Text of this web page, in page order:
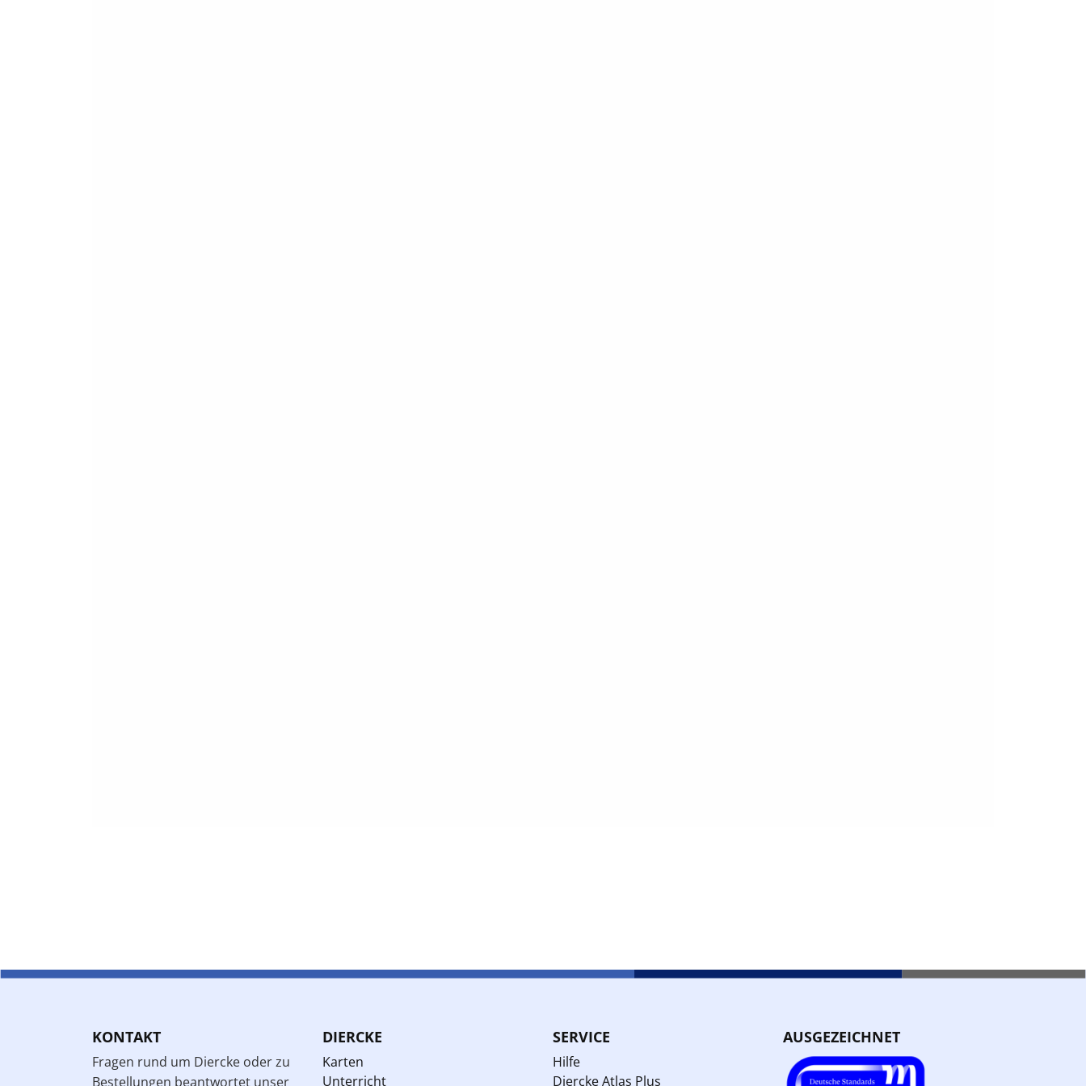
KONTAKT
Fragen rund um Diercke oder zu
Bestellungen beantwortet unser
DIERCKE
Karten
Unterricht
SERVICE
Hilfe
Diercke Atlas Plus
AUSGEZEICHNET